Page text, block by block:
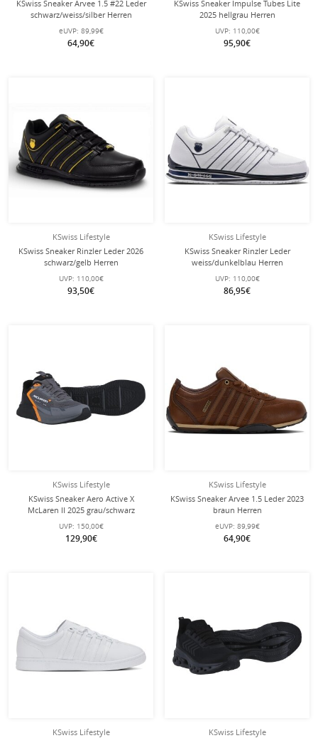
KSwiss Sneaker Arvee 1.5 #22 Leder
schwarz/weiss/silber Herren
eUVP: 89,99€
64,90€
KSwiss Sneaker Impulse Tubes Lite
2025 hellgrau Herren
UVP: 110,00€
95,90€
KSwiss Lifestyle
KSwiss Sneaker Rinzler Leder 2026
schwarz/gelb Herren
UVP: 110,00€
93,50€
KSwiss Lifestyle
KSwiss Sneaker Rinzler Leder
weiss/dunkelblau Herren
UVP: 110,00€
86,95€
KSwiss Lifestyle
KSwiss Sneaker Aero Active X
McLaren II 2025 grau/schwarz
UVP: 150,00€
129,90€
KSwiss Lifestyle
KSwiss Sneaker Arvee 1.5 Leder 2023
braun Herren
eUVP: 89,99€
64,90€
KSwiss Lifestyle
KSwiss Lifestyle